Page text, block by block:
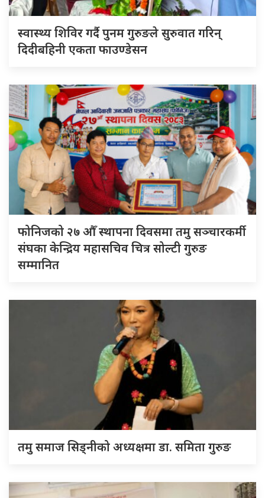
स्वास्थ्य शिविर गर्दै पुनम गुरुङले सुरुवात गरिन्
दिदीबहिनी एकता फाउण्डेसन
फोनिजको २७ औँ स्थापना दिवसमा तमु सञ्चारकर्मी
संघका केन्द्रिय महासचिव चित्र सोल्टी गुरुङ
सम्मानित
तमु समाज सिड्नीको अध्यक्षमा डा. समिता गुरुङ